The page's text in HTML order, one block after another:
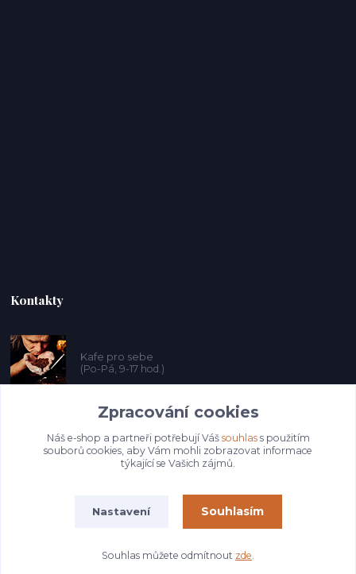
Kontakty
Kafe pro sebe
(Po-Pá, 9-17 hod.)
prosebeunicov@seznam.cz
Vytvořeno na
Eshop-rychle.cz
Zpracování cookies
Náš e-shop a partneři potřebují Váš souhlass použitím
souborů cookies, aby Vám mohli zobrazovat informace
týkající se Vašich zájmů.
Nastavení Souhlasím
Souhlas můžete odmítnout zde